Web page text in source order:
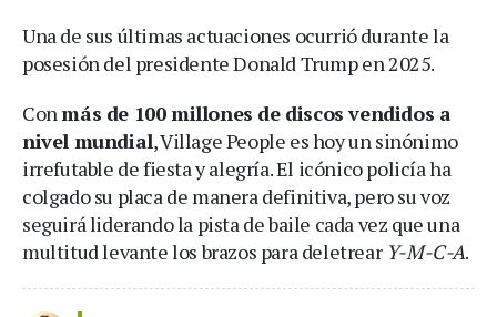
Una de sus últimas actuaciones ocurrió durante la
posesión del presidente Donald Trump en 2025.
Conmás de 100 millones de discos vendidos a
nivel mundial, Village People es hoy un sinónimo
irrefutable de fiesta y alegría. El icónico policía ha
colgado su placa de manera definitiva, pero su voz
seguirá liderando la pista de baile cada vez que una
multitud levante los brazos para deletrear Y-M-C-A.